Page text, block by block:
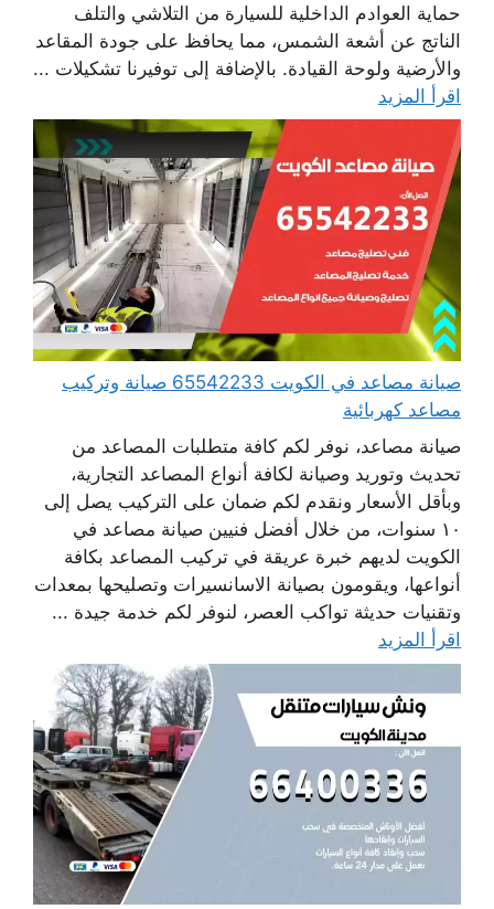
حماية العوادم الداخلية للسيارة من التلاشي والتلف
الناتج عن أشعة الشمس، مما يحافظ على جودة المقاعد
والأرضية ولوحة القيادة. بالإضافة إلى توفيرنا تشكيلات ...
اقرأ المزيد
صيانة مصاعد في الكويت 65542233 صيانة وتركيب
مصاعد كهربائية
صيانة مصاعد، نوفر لكم كافة متطلبات المصاعد من
تحديث وتوريد وصيانة لكافة أنواع المصاعد التجارية،
وبأقل الأسعار ونقدم لكم ضمان على التركيب يصل إلى
١٠ سنوات، من خلال أفضل فنيين صيانة مصاعد في
الكويت لديهم خبرة عريقة في تركيب المصاعد بكافة
أنواعها، ويقومون بصيانة الاسانسيرات وتصليحها بمعدات
وتقنيات حديثة تواكب العصر، لنوفر لكم خدمة جيدة ...
اقرأ المزيد